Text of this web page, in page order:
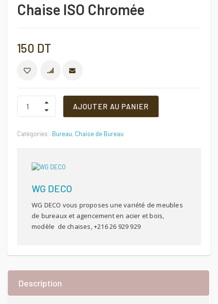
Chaise ISO Chromée
150 DT
COMPARER
Chaise
Chromée
AJOUTER AU PANIER
Catégories : Bureau, Chaise de Bureau
WG DECO
WG DECO vous proposes une variété de meubles
de bureaux et agencement en acier et bois,
modèle de chaises, +216 26 929 929
Description